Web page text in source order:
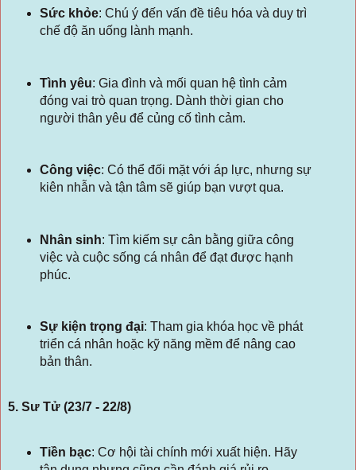
Sức khỏe: Chú ý đến vấn đề tiêu hóa và duy trì
chế độ ăn uống lành mạnh.
Tình yêu: Gia đình và mối quan hệ tình cảm
đóng vai trò quan trọng. Dành thời gian cho
người thân yêu để củng cố tình cảm.
Công việc: Có thể đối mặt với áp lực, nhưng sự
kiên nhẫn và tận tâm sẽ giúp bạn vượt qua.
Nhân sinh: Tìm kiếm sự cân bằng giữa công
việc và cuộc sống cá nhân để đạt được hạnh
phúc.
Sự kiện trọng đại: Tham gia khóa học về phát
triển cá nhân hoặc kỹ năng mềm để nâng cao
bản thân.
5. Sư Tử (23/7 - 22/8)
Tiền bạc: Cơ hội tài chính mới xuất hiện. Hãy